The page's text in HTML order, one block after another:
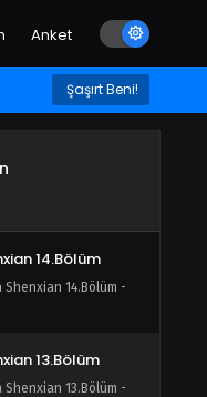
Anket
Şaşırt Beni!
Shenxian 16.Bölüm
15.Bölüm
14.Bölüm
Shenxian 14.Bölüm -
13.Bölüm
Shenxian 13.Bölüm -